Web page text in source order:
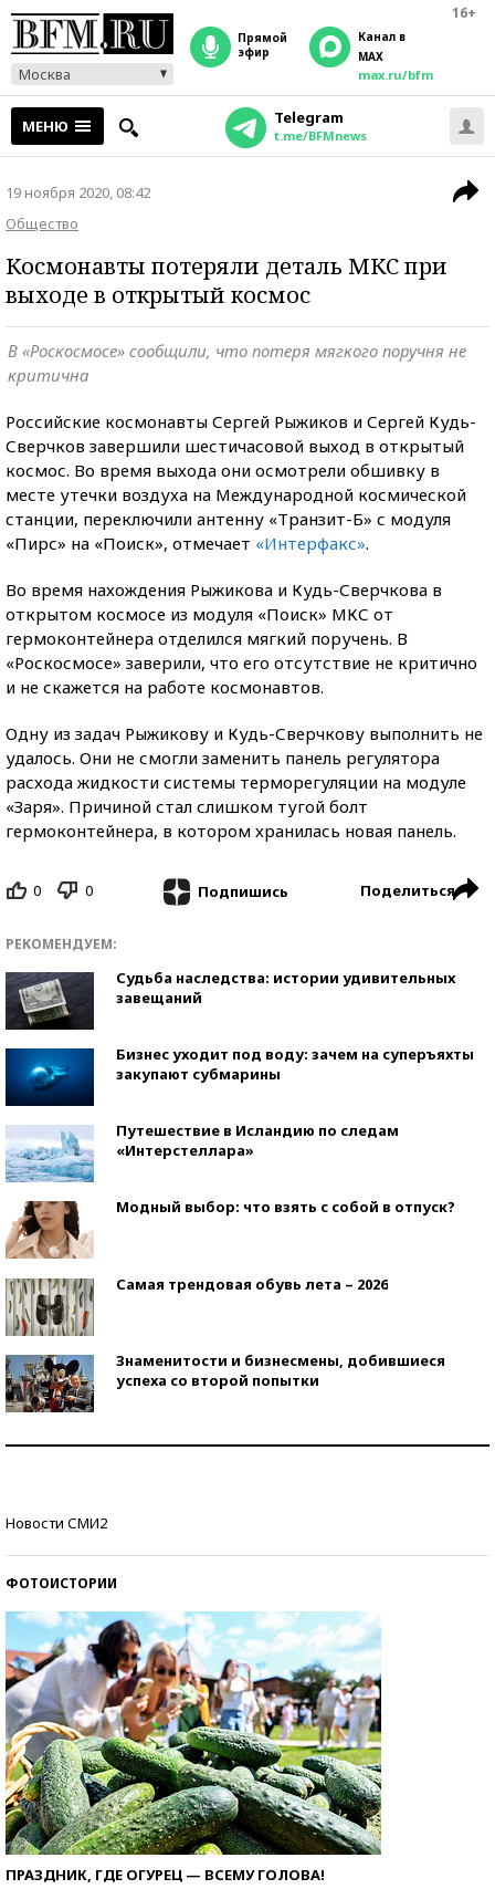
16+
Москва
прямой
эфир
Канал в
MAX
max.ru/bfm
МЕНЮ Telegram
t.me/BFMnews
19 ноября 2020, 08:42
Общество
Космонавты потеряли деталь МКС при
выходе в открытый космос
В «Роскосмосе» сообщили, что потеря мягкого поручня не
критична
Российские космонавты Сергей Рыжиков и Сергей Кудь-
Сверчков завершили шестичасовой выход в открытый
космос. Во время выхода они осмотрели обшивку в
месте утечки воздуха на Международной космической
станции, переключили антенну «Транзит-Б» с модуля
«Пирс» на «Поиск», отмечает «Интерфакс».
Во время нахождения Рыжикова и Кудь-Сверчкова в
открытом космосе из модуля «Поиск» МКС от
гермоконтейнера отделился мягкий поручень. В
«Роскосмосе» заверили, что его отсутствие не критично
и не скажется на работе космонавтов.
Одну из задач Рыжикову и Кудь-Сверчкову выполнить не
удалось. Они не смогли заменить панель регулятора
расхода жидкости системы терморегуляции на модуле
«Заря». Причиной стал слишком тугой болт
гермоконтейнера, в котором хранилась новая панель.
0 0 Подпишись Поделиться
РЕКОМЕНДУЕМ:
Судьба наследства: истории удивительных
завещаний
Бизнес уходит под воду: зачем на суперъяхты
закупают субмарины
Путешествие в Исландию по следам
«Интерстеллара»
Модный выбор: что взять с собой в отпуск?
Самая трендовая обувь лета – 2026
Знаменитости и бизнесмены, добившиеся
успеха со второй попытки
Новости СМИ2
ФОТОИСТОРИИ
ПРАЗДНИК, ГДЕ ОГУРЕЦ — ВСЕМУ ГОЛОВА!